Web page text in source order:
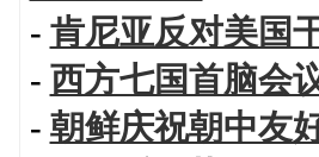
- 肯尼亚反对美国
- 西方七国首脑会
- 朝鲜庆祝朝中友